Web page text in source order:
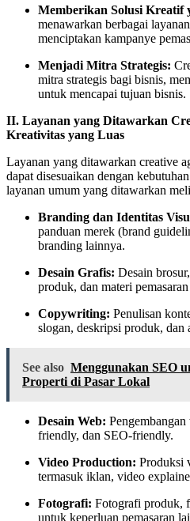
Memberikan Solusi Kreatif
menawarkan berbagai
menciptakan kampanye
Menjadi Mitra Strategis:
mitra strategis bagi bisnis,
untuk mencapai tujuan bisnis.
II. Layanan yang Ditawarkan
Kreativitas yang Luas
Layanan yang ditawarkan creative
dapat disesuaikan dengan
layanan umum yang ditawarkan
Branding dan Identitas
panduan merek (brand
branding lainnya.
Desain Grafis: Desain
produk, dan materi
Copywriting: Penulisan
slogan, deskripsi produk, dan
See also Menggunakan SEO
Properti di Pasar Lokal
Desain Web:
friendly, dan SEO-friendly.
Video Production: Produksi
termasuk iklan, video
Fotografi: Fotografi produk,
untuk keperluan pemasaran